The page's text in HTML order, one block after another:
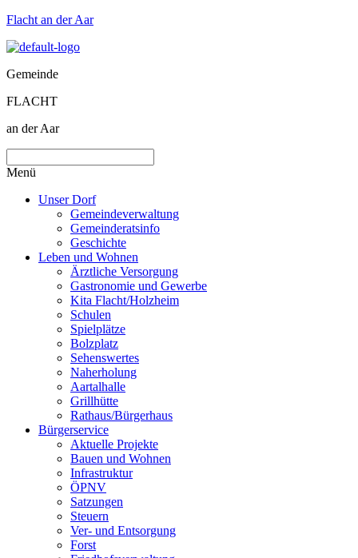
Flacht an der Aar
Gemeinde
FLACHT
an der Aar
Menü
Unser Dorf
Gemeindeverwaltung
Gemeinderatsinfo
Geschichte
Leben und Wohnen
Ärztliche Versorgung
Gastronomie und Gewerbe
Kita Flacht/Holzheim
Schulen
Spielplätze
Bolzplatz
Sehenswertes
Naherholung
Aartalhalle
Grillhütte
Rathaus/Bürgerhaus
Bürgerservice
Aktuelle Projekte
Bauen und Wohnen
Infrastruktur
ÖPNV
Satzungen
Steuern
Ver- und Entsorgung
Forst